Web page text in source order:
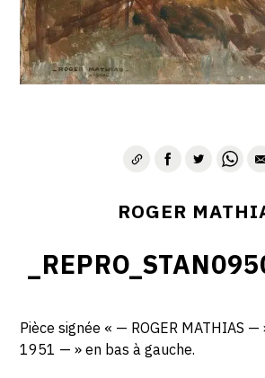
ROGER
Pièce signée « — ROGER MATHIAS
1951 — » en bas à gauche.